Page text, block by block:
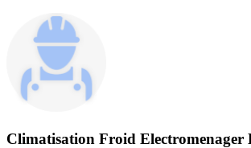
Climatisation Froid Electromenager